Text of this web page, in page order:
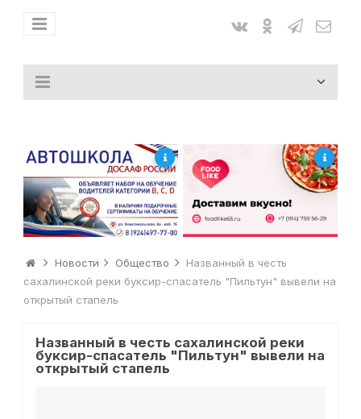
Новости Общество
Названный в честь
сахалинской реки буксир-спасатель "Пильтун" вывели на
открытый стапель
Названный в честь сахалинской реки
буксир-спасатель "Пильтун" вывели на
открытый стапель